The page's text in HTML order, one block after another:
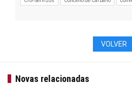
VOLVER
Novas relacionadas